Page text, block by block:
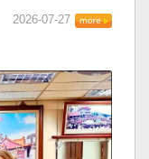
2026-07-27